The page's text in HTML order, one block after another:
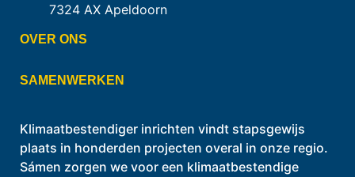
7324 AX Apeldoorn
OVER ONS
SAMENWERKEN
Klimaatbestendiger inrichten vindt stapsgewijs
plaats in honderden projecten overal in onze regio.
Sámen zorgen we voor een klimaatbestendige